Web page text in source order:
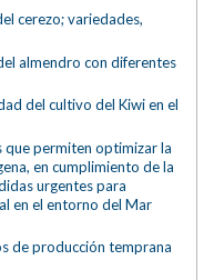
cerezo; variedades,
almendro con diferentes
del cultivo del Kiwi en el
que permiten optimizar la
en cumplimiento de la
urgentes para
en el entorno del Mar
de producción temprana